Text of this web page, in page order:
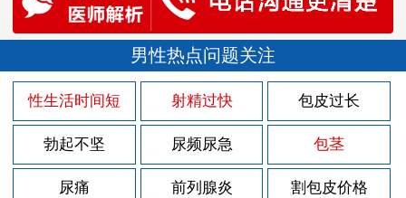
男性热点问题关注
性生活时间短 射精过快 包皮过长
勃起不坚 尿频尿急 包茎
尿痛 前列腺炎 割包皮价格